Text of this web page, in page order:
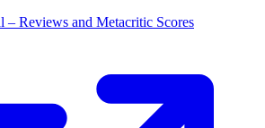
– Reviews and Metacritic Scores